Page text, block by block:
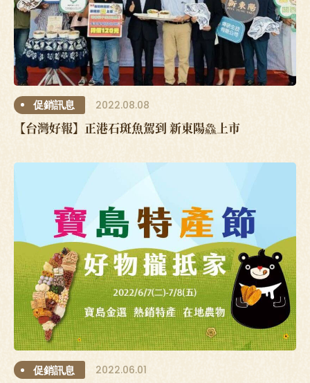
促銷訊息 2022.08.08
【台灣好報】正港石斑魚駕到 新東陽鱻上市
促銷訊息 2022.06.01